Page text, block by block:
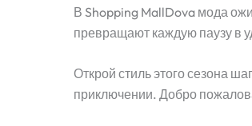
В Shopping MallDova мода
превращают каждую паузу в
Открой стиль этого сезона
приключении. Добро